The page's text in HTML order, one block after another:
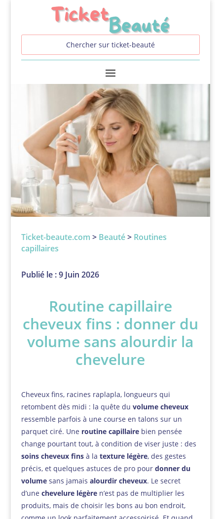
Ticket-beaute.com > Beauté> Routines
capillaires
Publié le : 9 Juin 2026
Routine capillaire
cheveux fins : donner du
volume sans alourdir la
chevelure
Cheveux fins, racines raplapla, longueurs qui
retombent dès midi : la quête du volume cheveux
ressemble parfois à une course en talons sur un
parquet ciré. Une routine capillairebien pensée
change pourtant tout, à condition de viser juste : des
soins cheveux finsà la texture légère, des gestes
précis, et quelques astuces de pro pour donner du
volumesans jamais alourdir cheveux. Le secret
d’une chevelure légèren’est pas de multiplier les
produits, mais de choisir les bons au bon endroit,